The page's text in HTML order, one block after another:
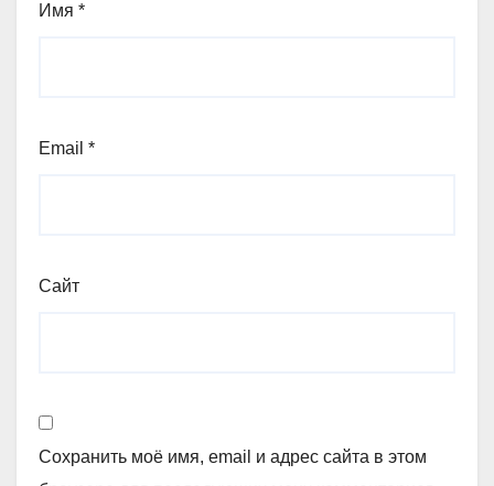
Имя *
Email *
Сайт
Сохранить моё имя, email и адрес сайта в этом